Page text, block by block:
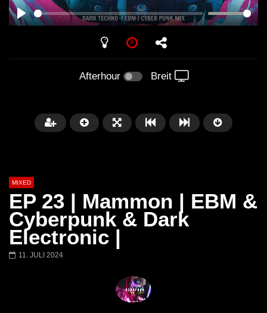
PLAY
Afterhour Breit
MIXED
EP 23 | Mammon | EBM &
Cyberpunk & Dark
Electronic |
11. JULI 2024